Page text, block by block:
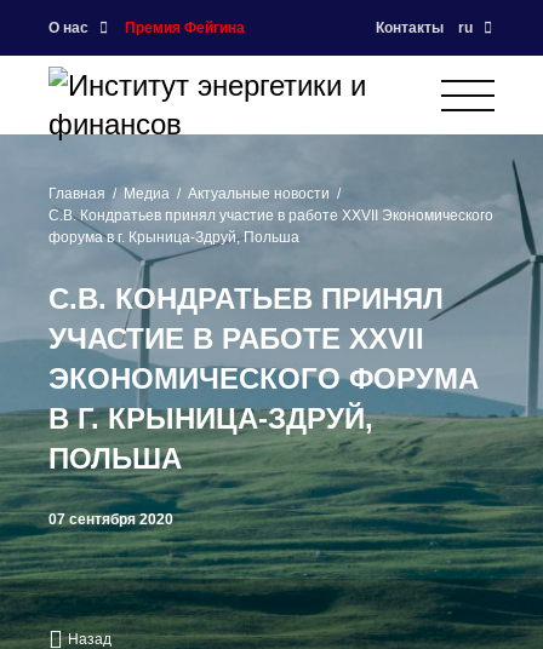
О нас Премия Фейгина Контакты ru
Главная Медиа
Актуальные новости
С.В. Кондратьев принял участие в работе XXVII Экономического
форума в г. Крыница-Здруй, Польша
С.В. КОНДРАТЬЕВ ПРИНЯЛ
УЧАСТИЕ В РАБОТЕ XXVII
ЭКОНОМИЧЕСКОГО ФОРУМА
В Г. КРЫНИЦА-ЗДРУЙ,
ПОЛЬША
07 сентября 2020
Назад